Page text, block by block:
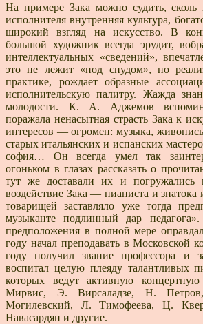
На примере Зака можно судить, сколь
исполнителя внутренняя культура,
широкий взгляд на искусство. В
большой художник всегда эрудит,
интеллектуальных «сведений»,
это не лежит «под спудом», но
практике, рождает образные
исполнительскую палитру. Жажда
молодости. К. А. Аджемов
поражала ненасытная страсть Зака к
интересов — ог­ромен: музыка,
старых итальянских и испанских
софия… Он всегда умел так
огоньком в глазах рассказать о
тут же доставали их и погружались
воздействие Зака — пианиста и
товарищей заставляло уже тогда
музыканте подлинный дар
предположения в полной ме­ре
году начал препода­вать в Московской
году получил звание профессора и
воспитал це­лую плеяду талантливых
которых ведут активную
Мирвис, Э. Вирсаладзе, Н.
Могилевский, Л. Тимофеева, Ц.
Навасардян и другие.